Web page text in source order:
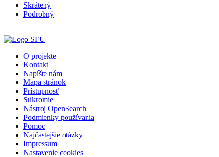
Skrátený
Podrobný
O projekte
Kontakt
Napíšte nám
Mapa stránok
Prístupnosť
Súkromie
Nástroj OpenSearch
Podmienky používania
Pomoc
Najčastejšie otázky
Impressum
Nastavenie cookies